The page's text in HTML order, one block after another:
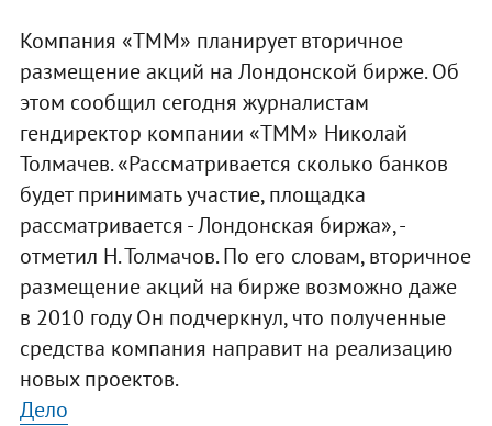
Компания «ТММ» планирует вторичное
размещение акций на Лондонской бирже. Об
этом сообщил сегодня журналистам
гендиректор компании «ТММ» Николай
Толмачев. «Рассматривается сколько банков
будет принимать участие, площадка
рассматривается - Лондонская биржа», -
отметил Н. Толмачов. По его словам, вторичное
размещение акций на бирже возможно даже
в 2010 году Он подчеркнул, что полученные
средства компания направит на реализацию
новых проектов.
Дело